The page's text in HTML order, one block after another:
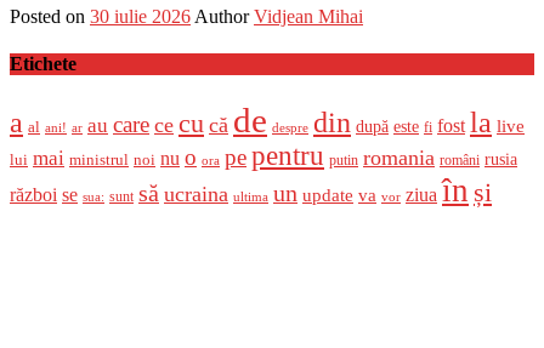
Posted on 30 iulie 2026 Author Vidjean Mihai
Etichete
a al ani! ar au care ce cu că de despre din după este fi fost la live
lui mai ministrul noi nu o ora pepentru putin romania români rusia
război se sua: sunt să ucraina ultima un update va vor ziua în și